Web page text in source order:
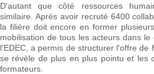
D'autant que côté ressources
similaire. Après avoir recruté 6400
la filière doit encore en former
mobilisation de tous les acteurs dans le
l'EDEC, a permis de structurer l'offre de
se révèle de plus en plus pointu et les
formateurs.